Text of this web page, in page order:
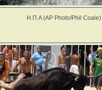
Η.Π.Α (AP Photo/Phil Coale)